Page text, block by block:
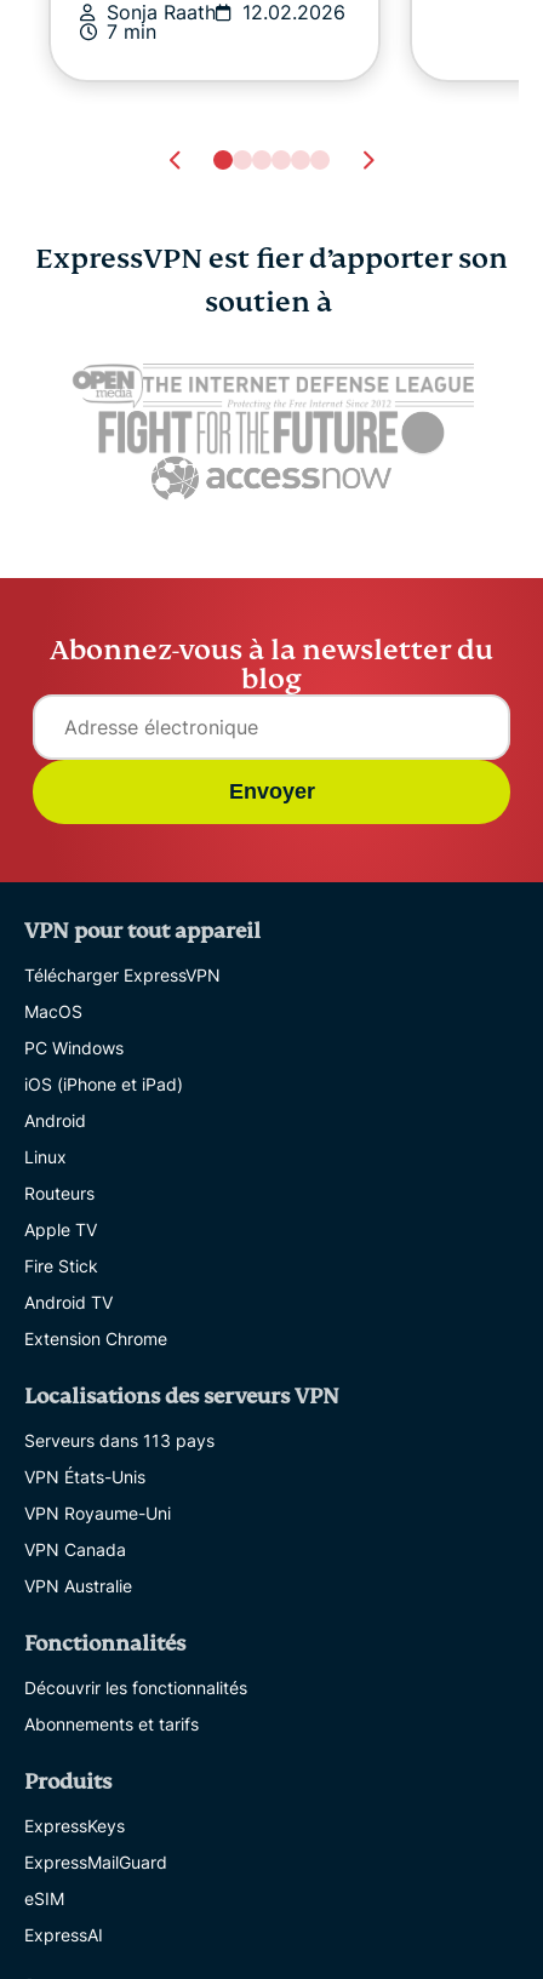
Sonja Raath
12.02.2026
7 min
ExpressVPN est fier d’apporter son
soutien à
Abonnez-vous à la newsletter du
blog
Envoyer
VPN pour tout appareil
Télécharger ExpressVPN
MacOS
PC Windows
iOS (iPhone et iPad)
Android
Linux
Routeurs
Apple TV
Fire Stick
Android TV
Extension Chrome
Localisations des serveurs VPN
Serveurs dans 113 pays
VPN États-Unis
VPN Royaume-Uni
VPN Canada
VPN Australie
Fonctionnalités
Découvrir les fonctionnalités
Abonnements et tarifs
Produits
ExpressKeys
ExpressMailGuard
eSIM
ExpressAI